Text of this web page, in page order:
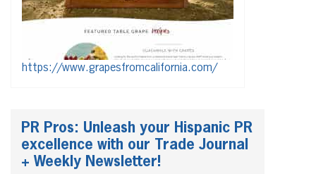
https://www.grapesfromcalifornia.com/
PR Pros: Unleash your Hispanic PR
excellence with our Trade Journal
+ Weekly Newsletter!